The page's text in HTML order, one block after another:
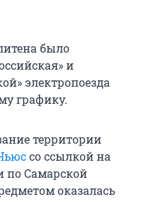
было
и
электропоезда
графику.
территории
со ссылкой на
по Самарской
оказалась